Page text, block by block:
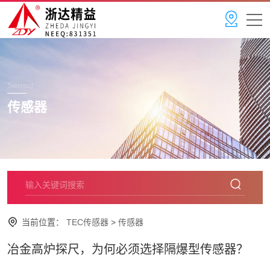
Sensor
传感器
当前位置： TEC传感器 > 传感器
冶金高炉探尺，为何必须选择隔爆型传感器？